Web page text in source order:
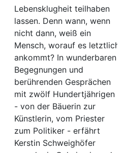
Lebensklugheit teilhaben
lassen. Denn wann, wenn
nicht dann, weiß ein
Mensch, worauf es letztlich
ankommt? In wunderbaren
Begegnungen und
berührenden Gesprächen
mit zwölf Hundertjährigen
- von der Bäuerin zur
Künstlerin, vom Priester
zum Politiker - erfährt
Kerstin Schweighöfer